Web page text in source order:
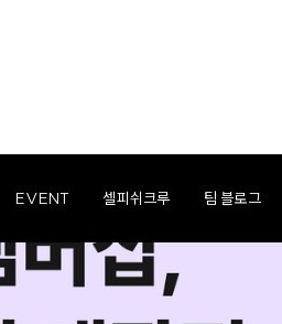
EVENT 셀피쉬크루 팀 블로그